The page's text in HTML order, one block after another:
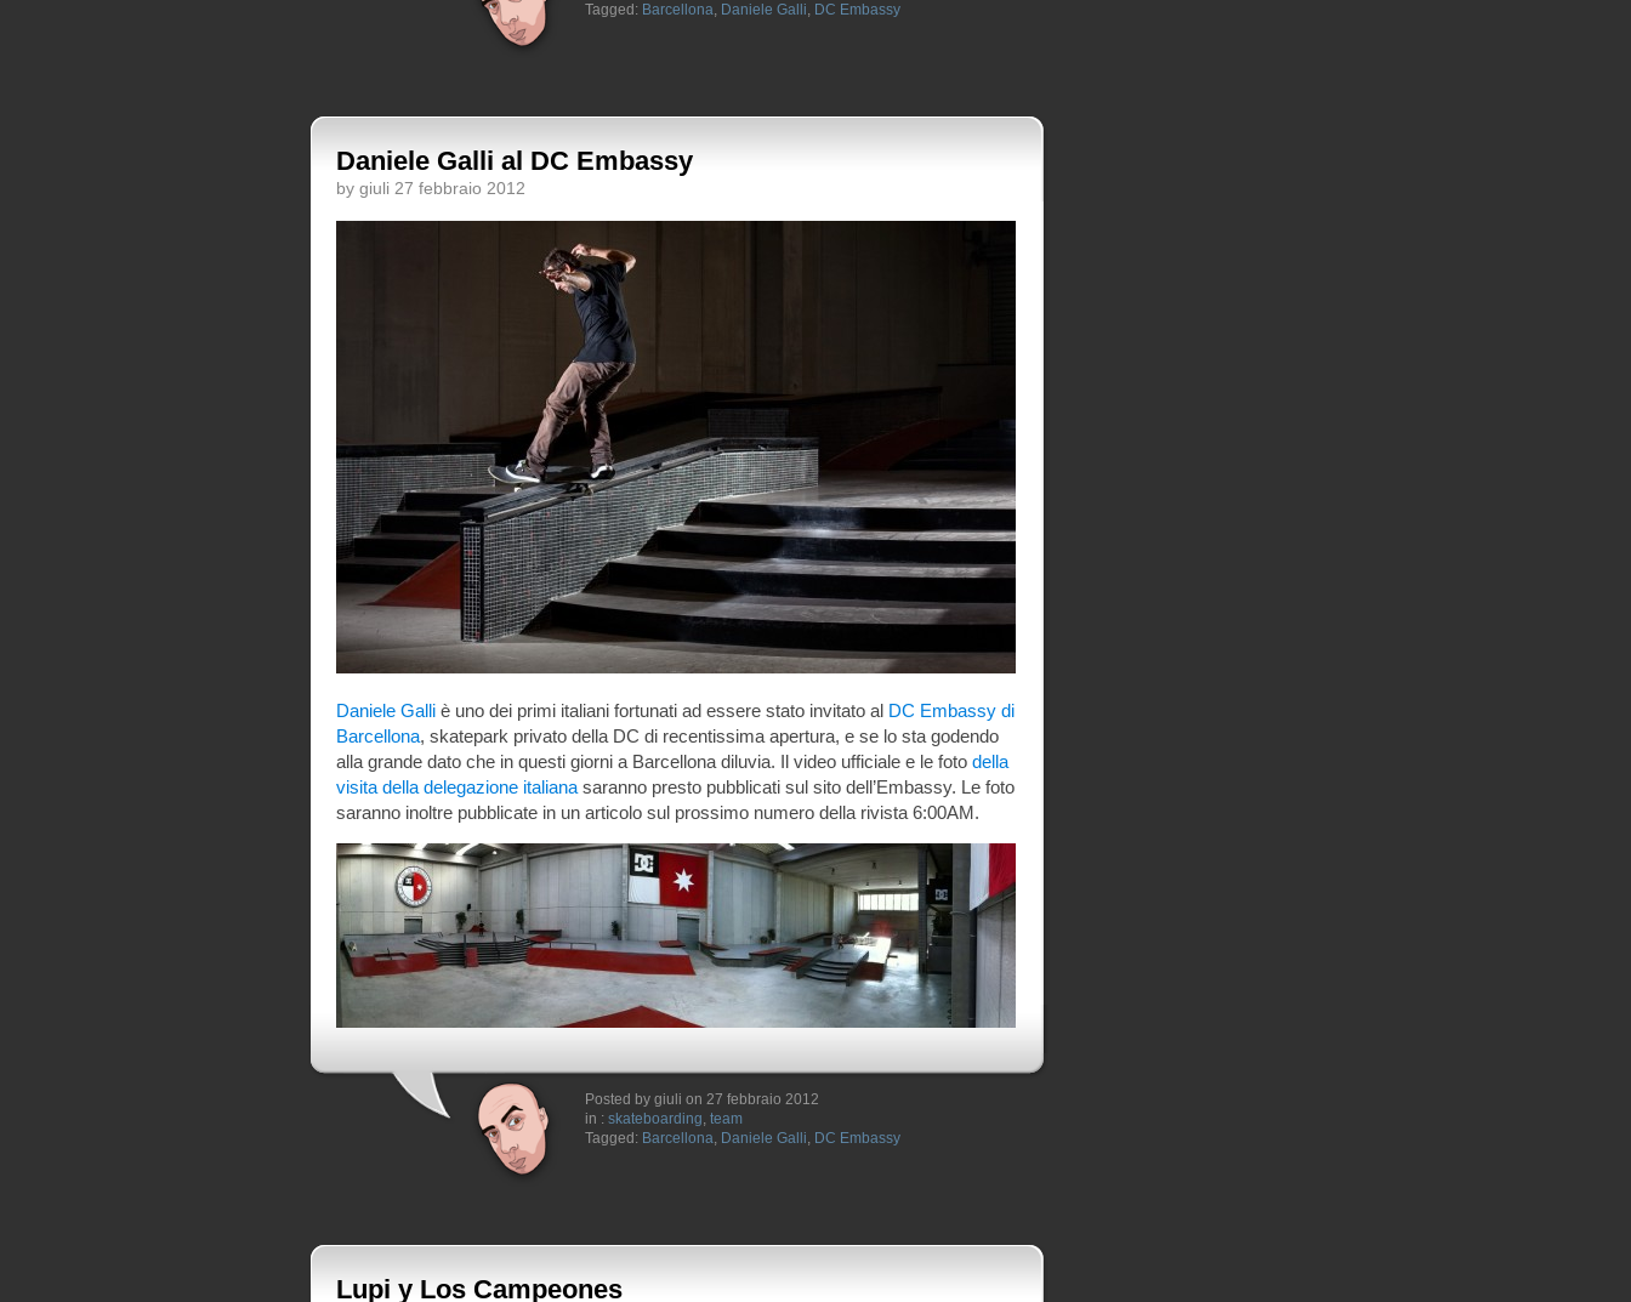
Tagged: Barcellona, Daniele Galli, DC Embassy
Daniele Galli al DC Embassy
by giuli 27 febbraio 2012
Daniele Galli è uno dei primi italiani fortunati ad essere stato invitato al DC Embassy di
Barcellona, skatepark privato della DC di recentissima apertura, e se lo sta godendo
alla grande dato che in questi giorni a Barcellona diluvia. Il video ufficiale e le foto della
visita della delegazione italiana saranno presto pubblicati sul sito dell’Embassy. Le foto
saranno inoltre pubblicate in un articolo sul prossimo numero della rivista 6:00AM.
Posted by giuli on 27 febbraio 2012
in : skateboarding, team
Tagged: Barcellona, Daniele Galli, DC Embassy
Lupi y Los Campeones